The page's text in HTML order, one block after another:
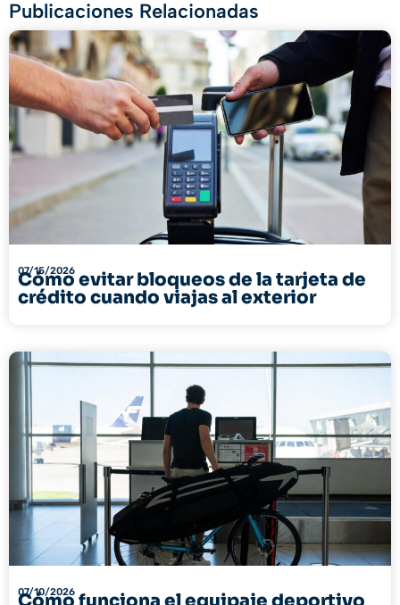
Publicaciones Relacionadas
07/15/2026
Cómo evitar bloqueos de la tarjeta de
crédito cuando viajas al exterior
07/10/2026